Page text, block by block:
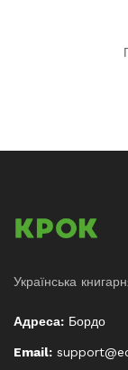
Українська
Адреса: Бордо
Email: